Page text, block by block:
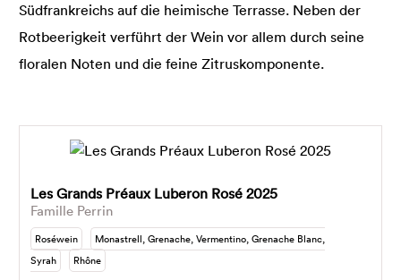
Südfrankreichs auf die heimische Terrasse. Neben der
Rotbeerigkeit verführt der Wein vor allem durch seine
floralen Noten und die feine Zitruskomponente.
Les Grands Préaux Luberon Rosé 2025
Famille Perrin
Roséwein
Monastrell, Grenache, Vermentino, Grenache Blanc,
Syrah
Rhône